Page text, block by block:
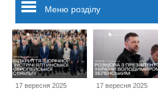
Меню розділу
17 вересня 2025 17 вересня 2025